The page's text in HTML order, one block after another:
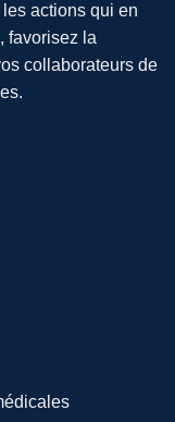
actions qui en
favorisez la
collaborateurs de